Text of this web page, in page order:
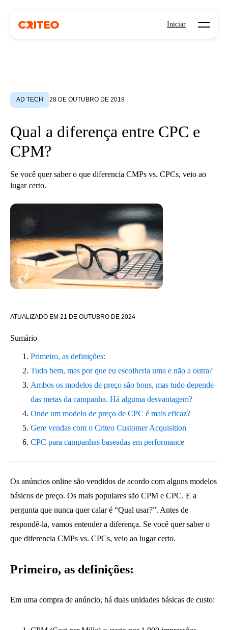
Iniciar Open
AD TECH 28 DE OUTUBRO DE 2019
Qual a diferença entre CPC e
CPM?
Se você quer saber o que diferencia CMPs vs. CPCs, veio ao
lugar certo.
ATUALIZADO EM 21 DE OUTUBRO DE 2024
Sumário
Primeiro, as definições:
Tudo bem, mas por que eu escolheria uma e não a outra?
Ambos os modelos de preço são bons, mas tudo depende
das metas da campanha. Há alguma desvantagem?
Onde um modelo de preço de CPC é mais eficaz?
Gere vendas com o Criteo Customer Acquisition
CPC para campanhas baseadas em performance
Os anúncios online são vendidos de acordo com alguns modelos
básicos de preço. Os mais populares são CPM e CPC. E a
pergunta que nunca quer calar é “Qual usar?”. Antes de
respondê-la, vamos entender a diferença. Se você quer saber o
que diferencia CMPs vs. CPCs, veio ao lugar certo.
Primeiro, as definições:
Em uma compra de anúncio, há duas unidades básicas de custo: